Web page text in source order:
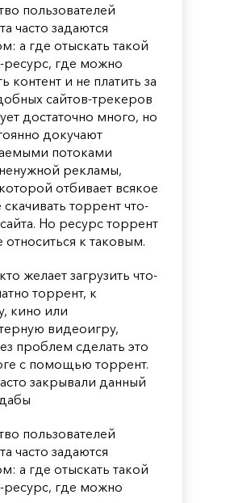
пользователей
часто задаются
а где отыскать такой
ресурс, где можно
контент и не платить за
сайтов-трекеров
достаточно много, но
докучают
потоками
рекламы,
отбивает всякое
торрент что-
Но ресурс торрент
относиться к таковым.
желает загрузить что-
торрент, к
кино или
видеоигру,
проблем сделать это
с помощью торрент.
закрывали данный
пользователей
часто задаются
а где отыскать такой
ресурс, где можно